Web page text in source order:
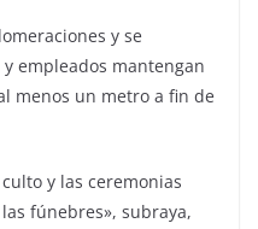
y se
empleados mantengan
menos un metro a fin de
y las ceremonias
fúnebres», subraya,